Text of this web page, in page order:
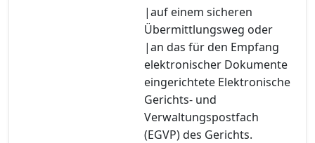
|auf einem sicheren
Übermittlungsweg oder
|an das für den Empfang
elektronischer Dokumente
eingerichtete Elektronische
Gerichts- und
Verwaltungspostfach
(EGVP) des Gerichts.